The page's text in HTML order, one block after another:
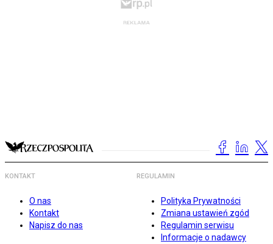
KONTAKT
O nas
Kontakt
Napisz do nas
REGULAMIN
Polityka Prywatności
Zmiana ustawień zgód
Regulamin serwisu
Informacje o nadawcy